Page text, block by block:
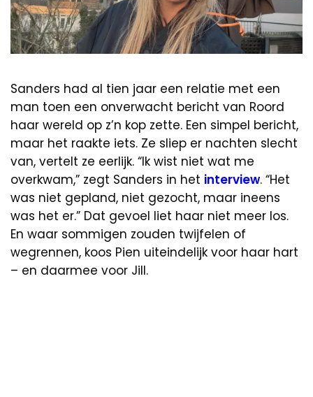
Sanders had al tien jaar een relatie met een
man toen een onverwacht bericht van Roord
haar wereld op z’n kop zette. Een simpel bericht,
maar het raakte iets. Ze sliep er nachten slecht
van, vertelt ze eerlijk. “Ik wist niet wat me
overkwam,” zegt Sanders in het interview. “Het
was niet gepland, niet gezocht, maar ineens
was het er.” Dat gevoel liet haar niet meer los.
En waar sommigen zouden twijfelen of
wegrennen, koos Pien uiteindelijk voor haar hart
– en daarmee voor Jill.